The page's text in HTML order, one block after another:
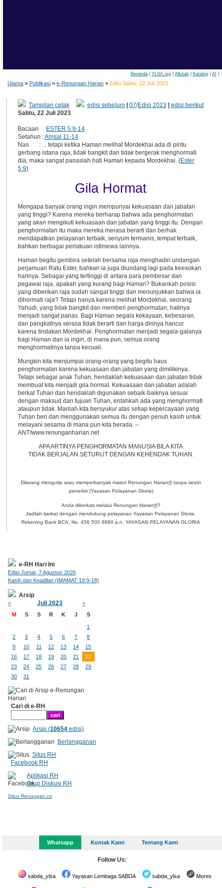
Beranda| YLSA.org| Alkitab| Katalog| AI
Utama > Publikasi > e-Renungan Harian > Edisi Sabtu, 22 Juli 2023
Tampilan cetak edisi sebelum |07/Edisi 2023 |edisi berikut
Sabtu, 22 Juli 2023
Bacaan : ESTER 5:9-14
Setahun :Amsal 11-14
Nas : ... tetapi ketika Haman melihat Mordekhai ada di pintu
gerbang istana raja, tidak bangkit dan tidak bergerak menghormati
dia, maka sangat panaslah hati Haman kepada Mordekhai. (Ester
5:9)
Gila Hormat
Mengapa banyak orang ingin mempunyai kekuasaan dan jabatan
yang tinggi? Karena mereka berharap bahwa ada penghormatan
yang akan mengikuti kekuasaan dan jabatan yang tinggi itu. Dengan
penghormatan itu maka mereka merasa berarti dan berhak
mendapatkan pelayanan terbaik, senyum termanis, tempat terbaik,
bahkan berbagai perlakuan istimewa lainnya.
Haman begitu gembira setelah bersama raja menghadiri undangan
perjamuan Ratu Ester, bahkan ia juga diundang lagi pada keesokan
harinya. Sebagai yang tertinggi di antara para pembesar dan
pegawai raja, apakah yang kurang bagi Haman? Bukankah posisi
yang diberikan raja sudah sangat tinggi dan menunjukkan bahwa ia
dihormati raja? Tetapi hanya karena melihat Mordekhai, seorang
Yahudi, yang tidak bangkit dan memberi penghormatan, hatinya
menjadi sangat panas. Bagi Haman segala kekayaan, kebesaran,
dan pangkatnya serasa tidak berarti dan harga dirinya hancur
karena tindakan Mordekhai. Penghormatan menjadi segala-galanya
bagi Haman dan ia ingin, di mana pun, semua orang
menghormatinya tanpa kecuali.
Mungkin kita menjumpai orang-orang yang begitu haus
penghormatan karena kekuasaan dan jabatan yang dimilikinya.
Tetapi sebagai anak Tuhan, hendaklah kekuasaan dan jabatan tidak
membuat kita menjadi gila hormat. Kekuasaan dan jabatan adalah
berkat Tuhan dan hendaklah digunakan sebaik-baiknya sesuai
dengan maksud dan tujuan Tuhan, entahkah ada yang menghormati
ataupun tidak. Marilah kita bersyukur atas setiap kepercayaan yang
Tuhan beri dan menggunakan semua itu dengan penuh kasih untuk
melayani sesama di mana pun kita berada. --
ANT/www.renunganharian.net
APA ARTINYA PENGHORMATAN MANUSIA BILA KITA
TIDAK BERJALAN SETURUT DENGAN KEHENDAK TUHAN.
Dilarang mengutip atau memperbanyak materi Renungan Harian®tanpa seizin
penerbit (Yayasan Pelayanan Gloria)
Anda diberkati melalui Renungan Harian®?
Jadilah berkat dengan mendukung pelayanan Yayasan Pelayanan Gloria.
Rekening Bank BCA, No. 456 500 8880 a.n. YAYASAN PELAYANAN GLORIA
e-RH Hari Ini
Edisi Jumat, 7 Agustus 2026
Kasih dan Keadilan (IMAMAT 19:9-18)
Arsip
< Juli 2023
>
M
S S R K J S
1
2
3 4 5 6 7
8
9
10 11 12 13 14
15
16
17 18 19 20 21
22
23
24 25 26 27 28
29
30
31
Cari di e-RH
Arsip (10654edisi)
Berlangganan
Situs RH
Facebook RH
Aplikasi RH
Grup Diskusi RH
Situs Renungan.co
Whatsapp Kontak Kami Tentang Kami
Follow Us:
sabda_ylsa Yayasan Lembaga SABDA sabda_ylsa Mores